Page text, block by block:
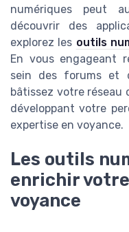
numériques peut
découvrir des
explorez les outils
En vous engageant
sein des forums et
bâtissez votre réseau
développant votre
expertise en voyance.
Les outils
enrichir
voyance